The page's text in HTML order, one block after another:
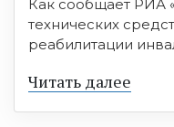
Как сообщает РИА
технических
реабилитации
Читать далее